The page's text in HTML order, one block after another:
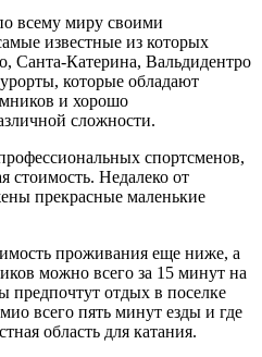
всему миру своими
известные из которых
Санта-Катерина, Вальдидентро
которые обладают
и хорошо
сложности.
спортсменов,
стоимость. Недалеко от
прекрасные маленькие
проживания еще ниже, а
можно всего за 15 минут на
предпочтут отдых в поселке
всего пять минут езды и где
область для катания.